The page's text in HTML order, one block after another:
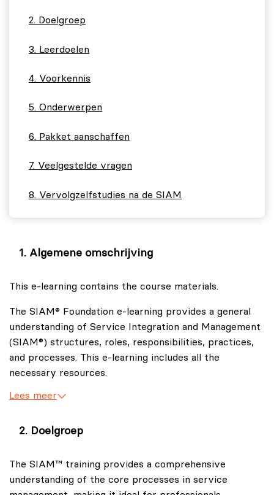
Doelgroep
Leerdoelen
Voorkennis
Onderwerpen
Pakket aanschaffen
Veelgestelde vragen
Vervolgzelfstudies na de SIAM
Algemene omschrijving
This e-learning contains the course materials.
The SIAM® Foundation e-learning provides a general
understanding of Service Integration and Management
(SIAM®) structures, roles, responsibilities, practices,
and processes. This e-learning includes all the
necessary resources.
Lees meer
Doelgroep
The SIAM™ training provides a comprehensive
understanding of the core processes in service